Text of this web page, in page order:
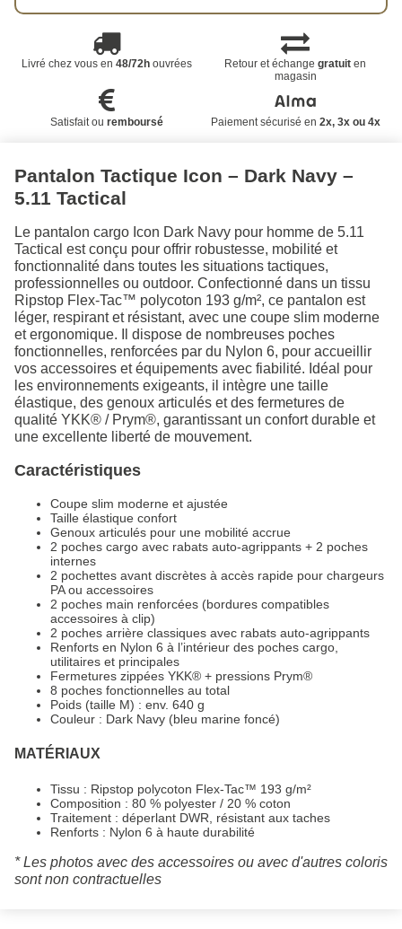
Livré chez vous en 48/72houvrées Retour et échangegratuit en
magasin
Satisfait ou remboursé Paiement sécurisé en 2x, 3x ou 4x
Pantalon Tactique Icon – Dark Navy –
5.11 Tactical
Le pantalon cargo Icon Dark Navy pour homme de 5.11
Tactical est conçu pour offrir robustesse, mobilité et
fonctionnalité dans toutes les situations tactiques,
professionnelles ou outdoor. Confectionné dans un tissu
Ripstop Flex-Tac™ polycoton 193 g/m², ce pantalon est
léger, respirant et résistant, avec une coupe slim moderne
et ergonomique. Il dispose de nombreuses poches
fonctionnelles, renforcées par du Nylon 6, pour accueillir
vos accessoires et équipements avec fiabilité. Idéal pour
les environnements exigeants, il intègre une taille
élastique, des genoux articulés et des fermetures de
qualité YKK® / Prym®, garantissant un confort durable et
une excellente liberté de mouvement.
Caractéristiques
Coupe slim moderne et ajustée
Taille élastique confort
Genoux articulés pour une mobilité accrue
2 poches cargo avec rabats auto-agrippants + 2 poches
internes
2 pochettes avant discrètes à accès rapide pour chargeurs
PA ou accessoires
2 poches main renforcées (bordures compatibles
accessoires à clip)
2 poches arrière classiques avec rabats auto-agrippants
Renforts en Nylon 6 à l’intérieur des poches cargo,
utilitaires et principales
Fermetures zippées YKK® + pressions Prym®
8 poches fonctionnelles au total
Poids (taille M) : env. 640 g
Couleur : Dark Navy (bleu marine foncé)
MATÉRIAUX
Tissu : Ripstop polycoton Flex-Tac™ 193 g/m²
Composition : 80 % polyester / 20 % coton
Traitement : déperlant DWR, résistant aux taches
Renforts : Nylon 6 à haute durabilité
* Les photos avec des accessoires ou avec d'autres coloris
sont non contractuelles